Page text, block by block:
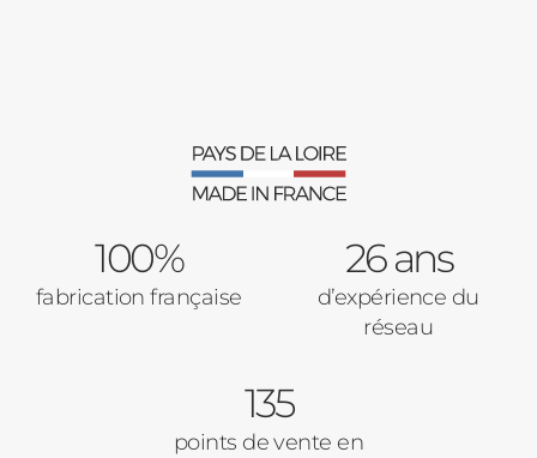
Verrière intérieures
Baies Vitrées
Volets Roulants
Pavillon
100%
fabrication française
26 ans
d’expérience du
réseau
135
points de vente en